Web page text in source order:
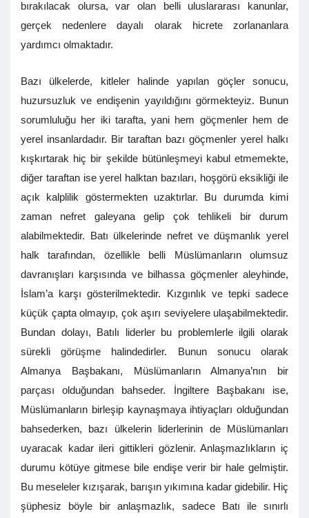
bırakılacak olursa, var olan belli uluslararası kanunlar,
gerçek nedenlere dayalı olarak hicrete zorlananlara
yardımcı olmaktadır.
Bazı ülkelerde, kitleler halinde yapılan göçler sonucu,
huzursuzluk ve endişenin yayıldığını görmekteyiz. Bunun
sorumluluğu her iki tarafta, yani hem göçmenler hem de
yerel insanlardadır. Bir taraftan bazı göçmenler yerel halkı
kışkırtarak hiç bir şekilde bütünleşmeyi kabul etmemekte,
diğer taraftan ise yerel halktan bazıları, hoşgörü eksikliği ile
açık kalplilik göstermekten uzaktırlar. Bu durumda kimi
zaman nefret galeyana gelip çok tehlikeli bir durum
alabilmektedir. Batı ülkelerinde nefret ve düşmanlık yerel
halk tarafından, özellikle belli Müslümanların olumsuz
davranışları karşısında ve bilhassa göçmenler aleyhinde,
İslam’a karşı gösterilmektedir. Kızgınlık ve tepki sadece
küçük çapta olmayıp, çok aşırı seviyelere ulaşabilmektedir.
Bundan dolayı, Batılı liderler bu problemlerle ilgili olarak
sürekli görüşme halindedirler. Bunun sonucu olarak
Almanya Başbakanı, Müslümanların Almanya’nın bir
parçası olduğundan bahseder. İngiltere Başbakanı ise,
Müslümanların birleşip kaynaşmaya ihtiyaçları olduğundan
bahsederken, bazı ülkelerin liderlerinin de Müslümanları
uyaracak kadar ileri gittikleri gözlenir. Anlaşmazlıkların iç
durumu kötüye gitmese bile endişe verir bir hale gelmiştir.
Bu meseleler kızışarak, barışın yıkımına kadar gidebilir. Hiç
şüphesiz böyle bir anlaşmazlık, sadece Batı ile sınırlı